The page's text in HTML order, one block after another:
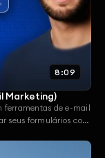
8:09
Marketing)
ferramentas de e-mail
seus formulários com